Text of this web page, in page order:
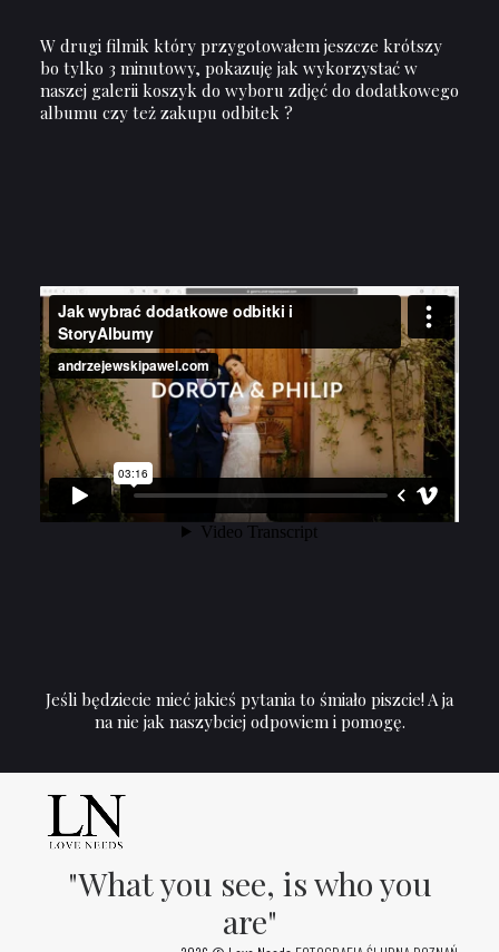
W drugi filmik który przygotowałem jeszcze krótszy
bo tylko 3 minutowy, pokazuję jak wykorzystać w
naszej galerii koszyk do wyboru zdjęć do dodatkowego
albumu czy też zakupu odbitek ?
Jeśli będziecie mieć jakieś pytania to śmiało piszcie! A ja
na nie jak naszybciej odpowiem i pomogę.
"What you see, is who you
are"